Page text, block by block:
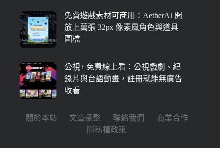
免費遊戲素材可商用：AetherAI 開
放上萬張 32px 像素風角色與道具
圖檔
公視+ 免費線上看：公視戲劇、紀
錄片與台語動畫，註冊就能無廣告
收看
關於本站 文章彙整 聯絡我們
商業合作
隱私權政策